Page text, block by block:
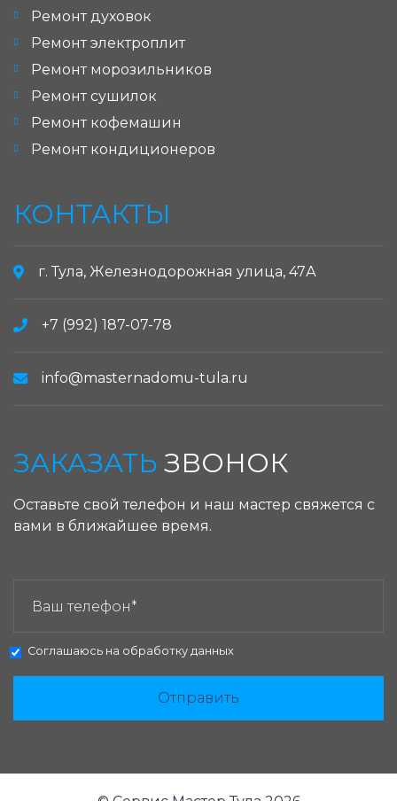
Ремонт духовок
Ремонт электроплит
Ремонт морозильников
Ремонт сушилок
Ремонт кофемашин
Ремонт кондиционеров
КОНТАКТЫ
г. Тула, Железнодорожная улица, 47А
+7 (992) 187-07-78
info@masternadomu-tula.ru
ЗАКАЗАТЬ ЗВОНОК
Оставьте свой телефон и наш мастер свяжется с
вами в ближайшее время.
Соглашаюсь на обработку данных
Отправить